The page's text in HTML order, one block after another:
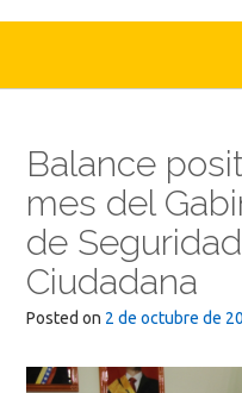
Balance
mes del
de
Ciudadana
Posted on 2 de octubre de